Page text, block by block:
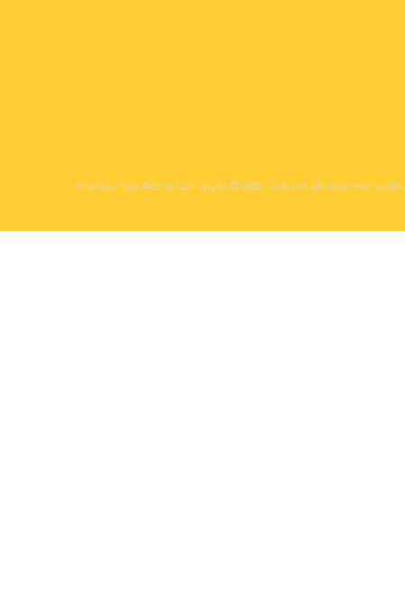
Instituto Não Aceito Corrupção © 2025 Todos os direitos